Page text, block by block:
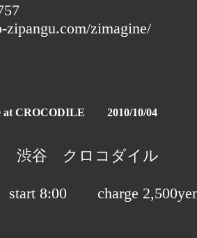
zimagine/
at CROCODILE 2010/10/04
渋谷 クロコダイル
8:00 charge